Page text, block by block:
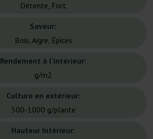
Détente, Fort
Saveur:
Bois, Aigre, Épices
Rendement à l'intérieur:
g/m2
Culture en extérieur:
500-1000 g/plante
Hauteur Intérieur: